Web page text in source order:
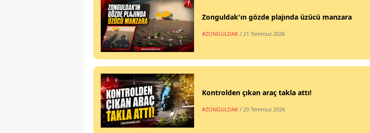
Zonguldak'ın gözde plajında üzücü manzara
#ZONGULDAK / 21 Temmuz 2026
Kontrolden çıkan araç takla attı!
#ZONGULDAK / 20 Temmuz 2026